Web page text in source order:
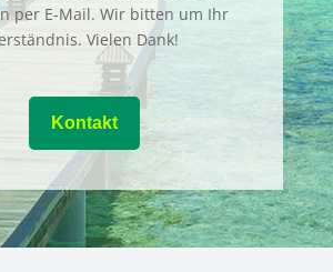
per E-Mail. Wir bitten um Ihr
Vielen Dank!
Kontakt